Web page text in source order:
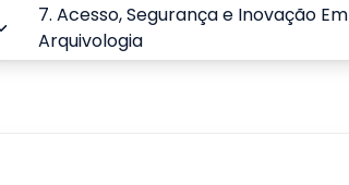
7.Acesso, Segurança e Inovação Em
Arquivologia